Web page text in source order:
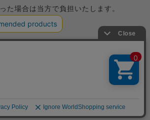
た場合は当方で負担いたします。
ー